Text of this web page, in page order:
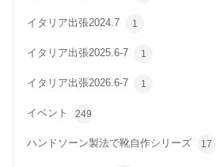
イタリア出張2024.7 1
イタリア出張2025.6-7 1
イタリア出張2026.6-7 1
イベント 249
ハンドソーン製法で靴自作シリーズ 17